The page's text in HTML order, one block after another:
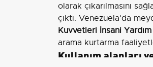
olarak çıkarılmasını
çıktı. Venezuela'da
Kuvvetleri İnsani
arama kurtarma
Kullanım alanları